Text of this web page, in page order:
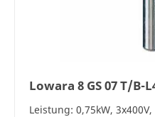
Lowara 8 GS 07 T/B-
Leistung: 0,75kW,